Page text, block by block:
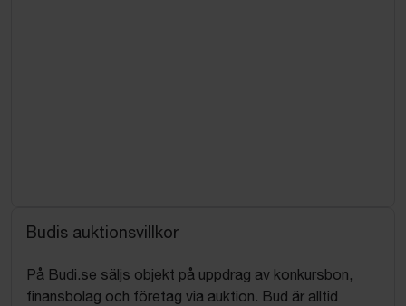
Budis auktionsvillkor
På Budi.se säljs objekt på uppdrag av konkursbon,
finansbolag och företag via auktion. Bud är alltid